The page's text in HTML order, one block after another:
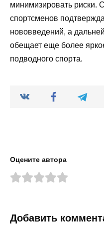
минимизировать риски.
спортсменов
нововведений, а
обещает еще более
подводного спорта.
Оцените автора
Добавить